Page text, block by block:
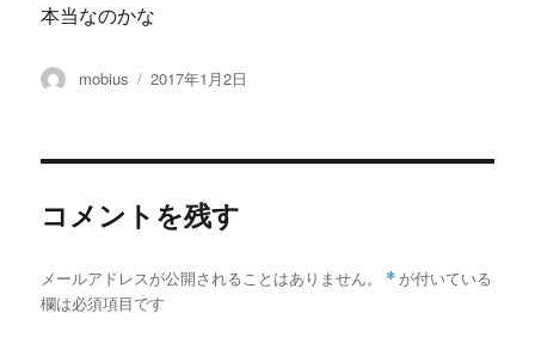
本当なのかな
投
mobius
投
2017年1月2日
コメントを残す
メールアドレスが公開されることはありません。 * が付いている
欄は必須項目です